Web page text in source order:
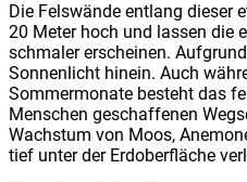
Die Felswände entlang dieser
20 Meter hoch und lassen die
schmaler erscheinen.
Sonnenlicht hinein. Auch
Sommermonate besteht das
Menschen geschaffenen
Wachstum von Moos,
tief unter der Erdoberfläche